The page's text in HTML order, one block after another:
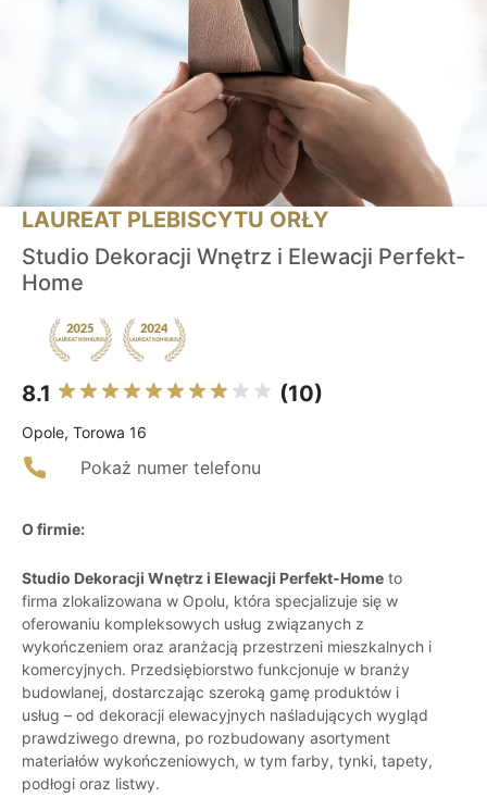
LAUREAT PLEBISCYTU ORŁY
Studio Dekoracji Wnętrz i Elewacji Perfekt-
Home
8.1 (10)
Opole, Torowa 16
Pokaż numer telefonu
O firmie:
Studio Dekoracji Wnętrz i Elewacji Perfekt-Home to
firma zlokalizowana w Opolu, która specjalizuje się w
oferowaniu kompleksowych usług związanych z
wykończeniem oraz aranżacją przestrzeni mieszkalnych i
komercyjnych. Przedsiębiorstwo funkcjonuje w branży
budowlanej, dostarczając szeroką gamę produktów i
usług – od dekoracji elewacyjnych naśladujących wygląd
prawdziwego drewna, po rozbudowany asortyment
materiałów wykończeniowych, w tym farby, tynki, tapety,
podłogi oraz listwy.